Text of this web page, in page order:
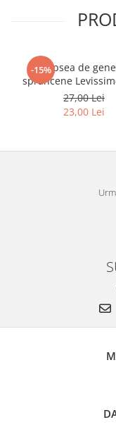
-15%Vopsea de
sprancene
Color 7-7 Maro
15ml
27,00 Lei
23,00 Lei